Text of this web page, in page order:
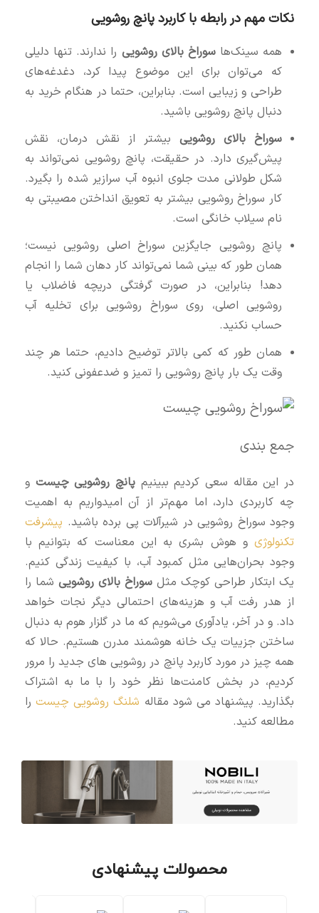
نکات مهم در رابطه با کاربرد پانچ روشویی
همه سینک‌هاسوراخ بالای روشویی را ندارند. تنها دلیلی
که می‌توان برای این موضوع پیدا کرد، دغدغه‌های
طراحی و زیبایی است. بنابراین، حتما در هنگام خرید به
دنبال پانچ روشویی باشید.
سوراخ بالای روشویی بیشتر از نقش درمان، نقش
پیش‌گیری دارد. در حقیقت، پانچ روشویی نمی‌تواند به
شکل طولانی مدت جلوی انبوه آب سرازیر شده را بگیرد.
کار سوراخ روشویی بیشتر به تعویق انداختن مصیبتی به
نام سیلاب خانگی است.
پانچ روشویی جایگزین سوراخ اصلی روشویی نیست؛
همان طور که بینی شما نمی‌تواند کار دهان شما را انجام
دهد! بنابراین، در صورت گرفتگی دریچه فاضلاب یا
روشویی اصلی، روی سوراخ روشویی برای تخلیه آب
حساب نکنید.
همان طور که کمی بالاتر توضیح دادیم، حتما هر چند
وقت یک بار پانچ روشویی را تمیز و ضدعفونی کنید.
جمع‌ بندی
در این مقاله سعی کردیم ببینیم پانچ روشویی چیست و
چه کاربردی دارد، اما مهم‌تر از آن امیدواریم به اهمیت
وجود سوراخ روشویی در شیرآلات پی برده باشید. پیشرفت
تکنولوژی و هوش بشری به این معناست که بتوانیم با
وجود بحران‌هایی مثل کمبود آب، با کیفیت زندگی کنیم.
یک ابتکار طراحی کوچک مثل سوراخ بالای روشویی شما را
از هدر رفت آب و هزینه‌های احتمالی دیگر نجات خواهد
داد. و در آخر، یادآوری می‌شویم که ما در گلزار هوم به دنبال
ساختن جزيیات یک خانه هوشمند مدرن هستیم. حالا که
همه چیز در مورد کاربرد پانچ در روشویی های جدید را مرور
کردیم، در بخش کامنت‌ها نظر خود را با ما به اشتراک
بگذارید. پیشنهاد می شود مقاله شلنگ روشویی چیسترا
مطالعه کنید.
محصولات پیشنهادی